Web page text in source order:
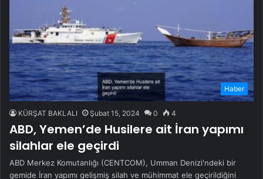
Haber
KÜRŞAT BAKLALI Şubat 15, 2024 0 4
ABD, Yemen’de Husilere ait İran yapımı
silahlar ele geçirdi
ABD Merkez Komutanlığı (CENTCOM), Umman Denizi'ndeki bir
gemide İran yapımı gelişmiş silah ve mühimmat ele geçirildiğini